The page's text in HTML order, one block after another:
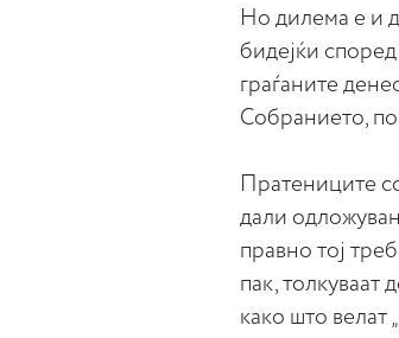
Но дилема е и
бидејќи
граѓаните
Собранието,
Пратениците
дали
правно тој
пак, толкуваат
како што велат